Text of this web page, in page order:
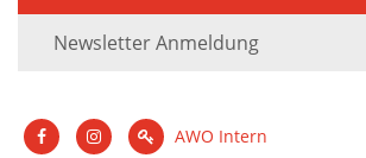
Newsletter Anmeldung
AWO Intern